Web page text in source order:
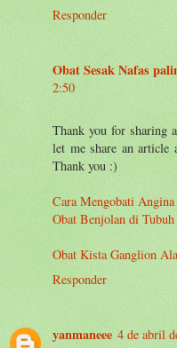
Responder
Obat Sesak Nafas
2:50
Thank you for sharing
let me share an article
Thank you :)
Cara Mengobati
Obat Benjolan di
Obat Kista Ganglion
Responder
yanmaneee 4 de abril